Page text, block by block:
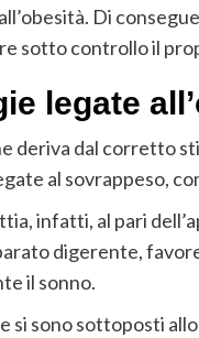
Di
sotto controllo il
legate
deriva dal corretto
al sovrappeso,
infatti, al pari
digerente,
il sonno.
si sono sottoposti